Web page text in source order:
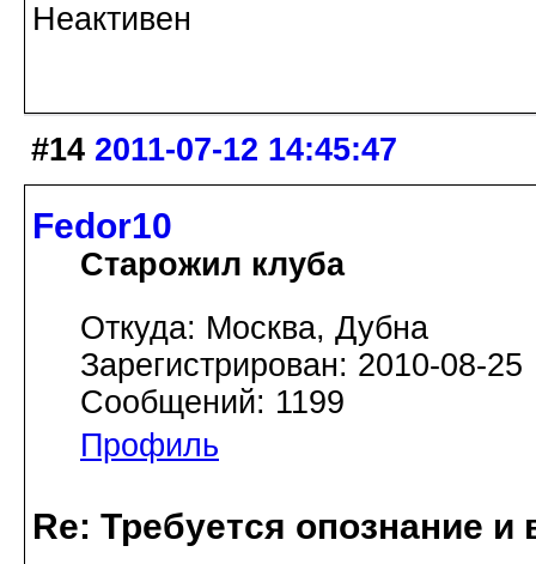
Неактивен
#14 2011-07-12 14:45:47
Fedor10
Старожил клуба
Откуда: Москва, Дубна
Зарегистрирован: 2010-08-25
Сообщений: 1199
Профиль
Re: Требуется опознание